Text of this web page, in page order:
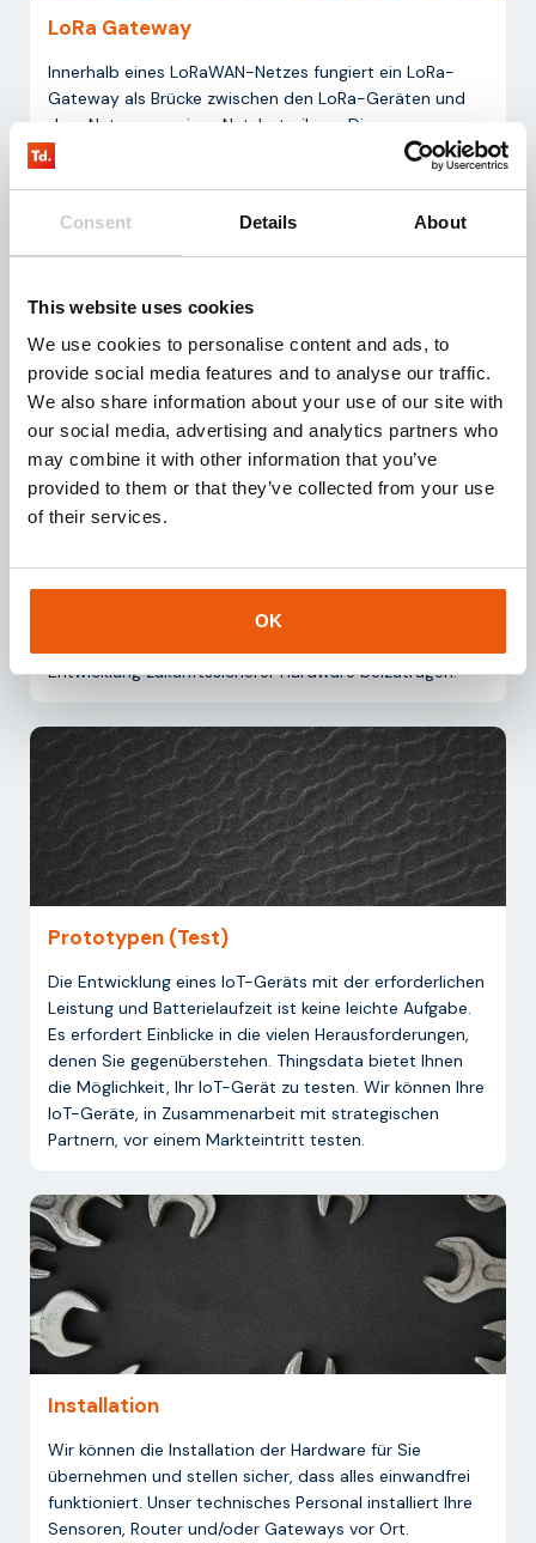
Consent Details About
This website uses cookies
We use cookies to personalise content and ads, to
provide social media features and to analyse our traffic.
We also share information about your use of our site with
our social media, advertising and analytics partners who
may combine it with other information that you’ve
provided to them or that they’ve collected from your use
of their services.
OK
LoRa Gateway
Innerhalb eines LoRaWAN-Netzes fungiert ein LoRa-
Gateway als Brücke zwischen den LoRa-Geräten und
dem Netzserver eines Netzbetreibers. Die
Kommunikation zwischen den Geräten und einem
Netzwerkserver über das Internet erfolgt
Individuelle Anfertigung
entwickeln und fertigen wir hochwertige IoT-
Hardwarelösungen wie Sensoren und Gateways. Dabei
verbinden wir Technologie mit Geschäftserfahrung, um
Entwicklung zukunftssicherer Hardware beizutragen.
Prototypen (Test)
Die Entwicklung eines IoT-Geräts mit der erforderlichen
Leistung und Batterielaufzeit ist keine leichte Aufgabe.
Es erfordert Einblicke in die vielen Herausforderungen,
denen Sie gegenüberstehen. Thingsdata bietet Ihnen
die Möglichkeit, Ihr IoT-Gerät zu testen. Wir können Ihre
IoT-Geräte, in Zusammenarbeit mit strategischen
Partnern, vor einem Markteintritt testen.
Installation
Wir können die Installation der Hardware für Sie
übernehmen und stellen sicher, dass alles einwandfrei
funktioniert. Unser technisches Personal installiert Ihre
Sensoren, Router und/oder Gateways vor Ort.